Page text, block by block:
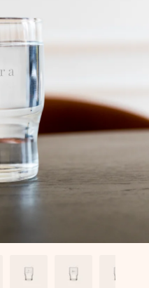
Kunden bewerten uns mit
aller Länder, in
Uhr
Uhr